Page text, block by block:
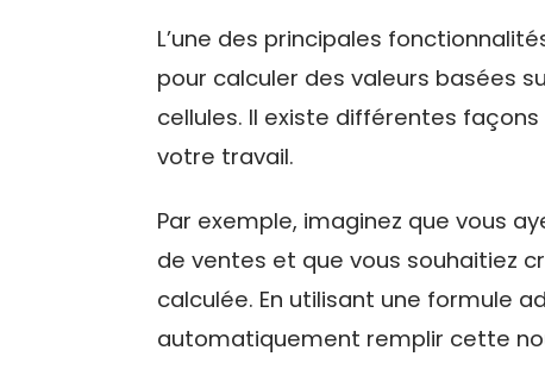
L’une des principales
pour calculer des valeurs basées
cellules. Il existe différentes façons
votre travail.
Par exemple, imaginez que vous
de ventes et que vous souhaitiez
calculée. En utilisant une formule
automatiquement remplir cette